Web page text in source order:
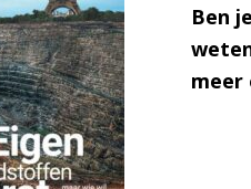
Ben
meer